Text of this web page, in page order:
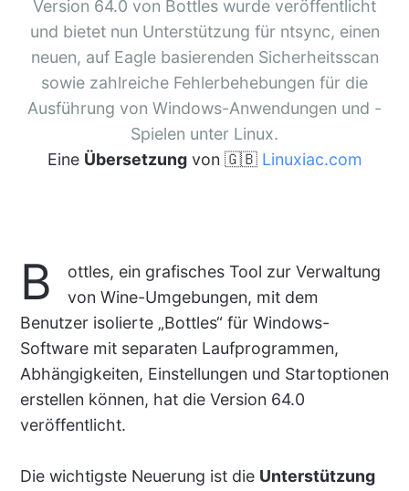
Version 64.0 von Bottles wurde veröffentlicht
und bietet nun Unterstützung für ntsync, einen
neuen, auf Eagle basierenden Sicherheitsscan
sowie zahlreiche Fehlerbehebungen für die
Ausführung von Windows-Anwendungen und -
Spielen unter Linux.
Eine Übersetzungvon 🇬🇧 Linuxiac.com
B
ottles, ein grafisches Tool zur Verwaltung
von Wine-Umgebungen, mit dem
Benutzer isolierte „Bottles“ für Windows-
Software mit separaten Laufprogrammen,
Abhängigkeiten, Einstellungen und Startoptionen
erstellen können, hat die Version 64.0
veröffentlicht.
Die wichtigste Neuerung ist die Unterstützung